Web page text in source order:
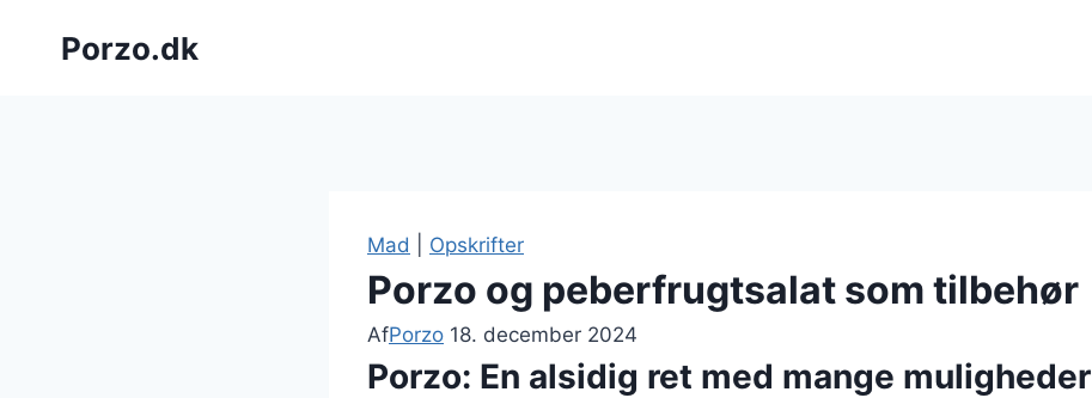
Porzo.dk
Mad Opskrifter
Porzo og peberfrugtsalat som tilbehør
AfPorzo 18. december 2024
Porzo: En alsidig ret med mange muligheder